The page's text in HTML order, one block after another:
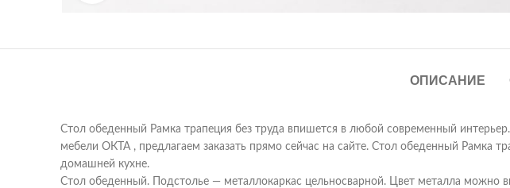
ОПИСАНИЕ
Стол обеденный Рамка трапеция без труда впишется в любой современный
мебели ОКТА , предлагаем заказать прямо сейчас на сайте. Стол обеденный Рамка
домашней кухне.
Стол обеденный. Подстолье — металлокаркас цельносварной. Цвет металла